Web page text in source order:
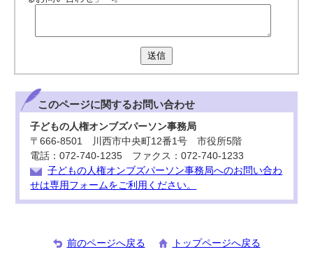
送信
このページに関するお問い合わせ
子どもの人権オンブズパーソン事務局
〒666-8501 川西市中央町12番1号 市役所5階
電話：072-740-1235 ファクス：072-740-1233
子どもの人権オンブズパーソン事務局へのお問い合わ
せは専用フォームをご利用ください。
前のページへ戻る トップページへ戻る